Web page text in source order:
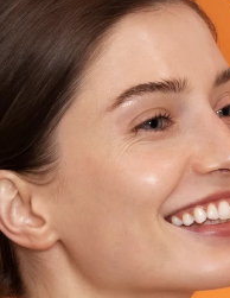
FAQ™ Pure Beauty-
BREAKING NEWS
issa™ Teeth
Langue
English
Français
Polski
Türkçe
简体